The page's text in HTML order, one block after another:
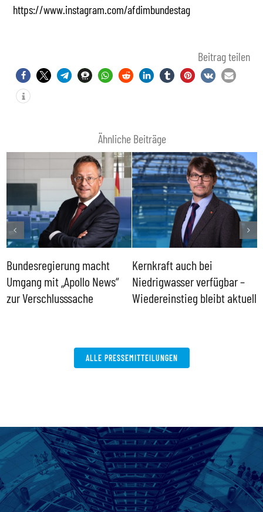
https://www.instagram.com/afdimbundestag
Beitrag teilen
Ähnliche Beiträge
Bundesregierung macht
Umgang mit „Apollo News“
zur Verschlusssache
Kernkraft auch bei
Niedrigwasser verfügbar –
Wiedereinstieg bleibt aktuell
ALLE PRESSEMITTEILUNGEN